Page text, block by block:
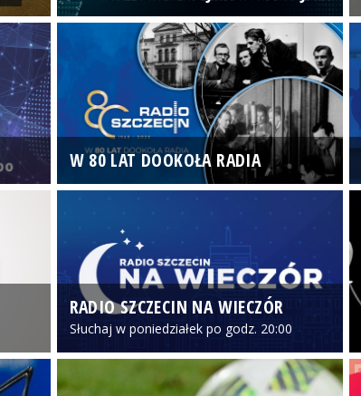
W 80 LAT DOOKOŁA RADIA
RADIO SZCZECIN NA WIECZÓR
Słuchaj w poniedziałek po godz. 20:00